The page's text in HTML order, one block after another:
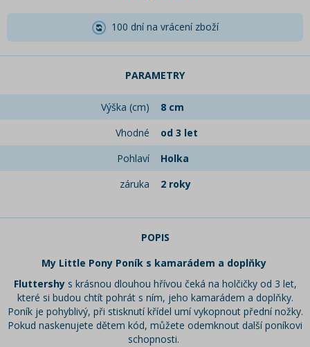
100 dní na vrácení zboží
PARAMETRY
Výška (cm)
8 cm
Vhodné
od 3 let
Pohlaví
Holka
záruka
2 roky
POPIS
My Little Pony Poník s kamarádem a doplňky
Fluttershys krásnou dlouhou hřívou čeká na holčičky od 3 let,
které si budou chtít pohrát s ním, jeho kamarádem a doplňky.
Poník je pohyblivý, při stisknutí křídel umí vykopnout přední nožky.
Pokud naskenujete dětem kód, můžete odemknout další poníkovi
schopnosti.